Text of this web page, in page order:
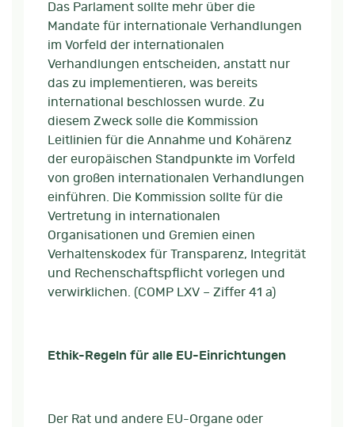
Das Parlament sollte mehr über die
Mandate für internationale Verhandlungen
im Vorfeld der internationalen
Verhandlungen entscheiden, anstatt nur
das zu implementieren, was bereits
international beschlossen wurde. Zu
diesem Zweck solle die Kommission
Leitlinien für die Annahme und Kohärenz
der europäischen Standpunkte im Vorfeld
von großen internationalen Verhandlungen
einführen. Die Kommission sollte für die
Vertretung in internationalen
Organisationen und Gremien einen
Verhaltenskodex für Transparenz, Integrität
und Rechenschaftspflicht vorlegen und
verwirklichen. (COMP LXV – Ziffer 41 a)
Ethik-Regeln für alle EU-Einrichtungen
Der Rat und andere EU-Organe oder